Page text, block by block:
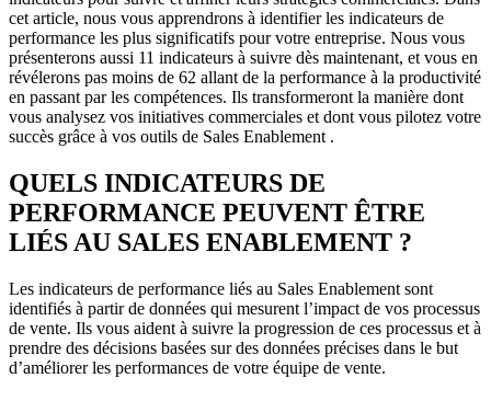
cet article, nous vous apprendrons à identifier les indicateurs de
performance les plus significatifs pour votre entreprise. Nous vous
présenterons aussi 11 indicateurs à suivre dès maintenant, et vous en
révélerons pas moins de 62 allant de la performance à la productivité
en passant par les compétences. Ils transformeront la manière dont
vous analysez vos initiatives commerciales et dont vous pilotez votre
succès grâce à vos outils de Sales Enablement .
QUELS INDICATEURS DE
PERFORMANCE PEUVENT ÊTRE
LIÉS AU SALES ENABLEMENT ?
Les indicateurs de performance liés au Sales Enablement sont
identifiés à partir de données qui mesurent l’impact de vos processus
de vente. Ils vous aident à suivre la progression de ces processus et à
prendre des décisions basées sur des données précises dans le but
d’améliorer les performances de votre équipe de vente.